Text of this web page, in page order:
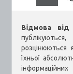
Відмова від
розцінюються
їхньої